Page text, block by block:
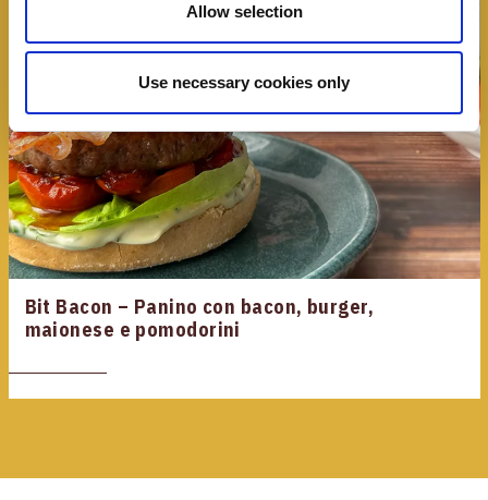
Allow selection
Use necessary cookies only
Bit Bacon – Panino con bacon, burger,
maionese e pomodorini